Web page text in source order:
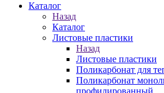
Каталог
Назад
Каталог
Листовые пластики
Назад
Листовые пластики
Поликарбонат для
Поликарбонат
профилированный